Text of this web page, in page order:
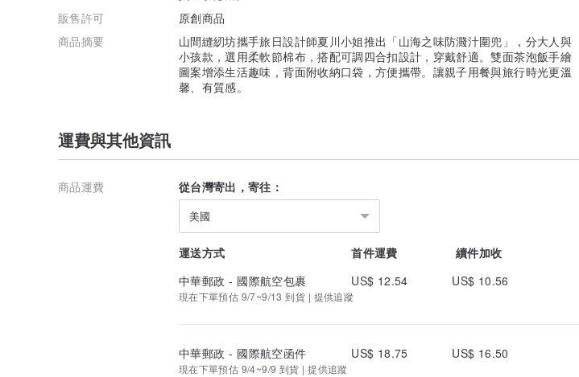
販售許可
原創商品
商品摘要
山間縫紉坊攜手旅日設計師夏川小姐推出「山海之味防濺汁圍兜」，分大人與
小孩款，選用柔軟節棉布，搭配可調四合扣設計，穿戴舒適。雙面茶泡飯手繪
圖案增添生活趣味，背面附收納口袋，方便攜帶。讓親子用餐與旅行時光更溫
馨、有質感。
運費與其他資訊
商品運費 從台灣寄出，寄往：
美國
運送方式 首件運費
續件加收
中華郵政 - 國際航空包裹
US$ 12.54 US$ 10.56
現在下單預估 9/7~9/13 到貨 | 提供追蹤
中華郵政 - 國際航空函件 US$ 18.75 US$ 16.50
現在下單預估 9/4~9/9 到貨 | 提供追蹤